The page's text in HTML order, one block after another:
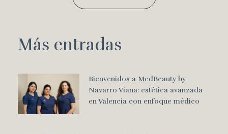
Más entradas
Bienvenidos a MedBeauty by
Navarro Viana: estética avanzada
en Valencia con enfoque médico